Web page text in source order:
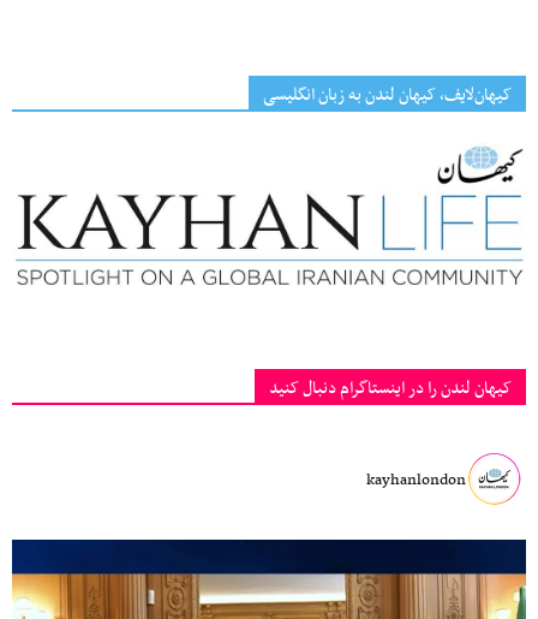
کیهان‌لایف، کیهان لندن به زبان انگلیسی
کیهان لندن را در اینستاگرام دنبال کنید
kayhanlondon